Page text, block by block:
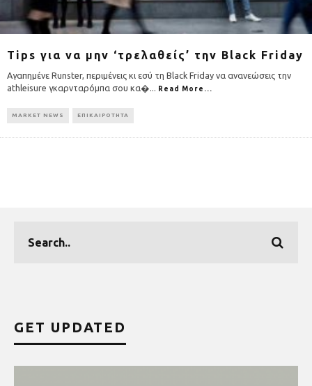
Tips για να μην ‘τρελαθείς’ την Black Friday
Αγαπημένε Runster, περιμένεις κι εσύ τη Black Friday να ανανεώσεις την
athleisure γκαρνταρόμπα σου κα�... Read More...
MARKET NEWS ΕΠΙΚΑΙΡΟΤΗΤΑ
GET UPDATED